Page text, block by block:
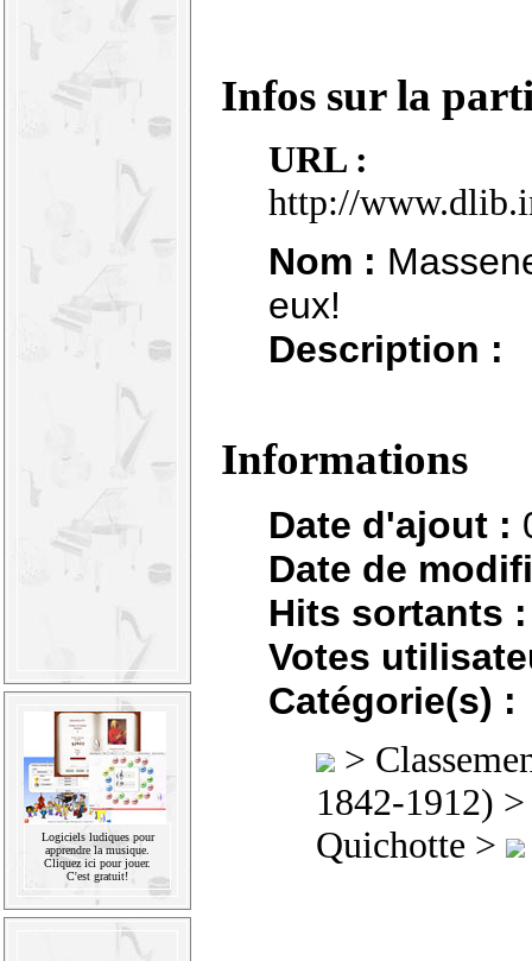
Logiciels ludiques pour
apprendre la musique.
Cliquez ici pour jouer.
C'est gratuit!
Infos sur la
URL :
http://
Nom :
eux!
Description :
Informations
Date d'ajout :
Date de
Hits sortants :
Votes
Catégorie(s) :
>
1842-1912)
Quichotte >